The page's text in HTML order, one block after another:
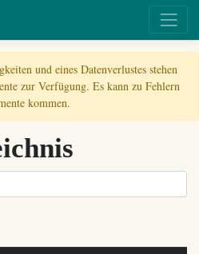
und eines Datenverlustes stehen
zur Verfügung. Es kann zu Fehlern
kommen.